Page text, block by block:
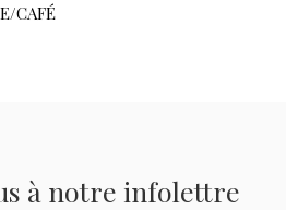
CAFÉ
à notre infolettre